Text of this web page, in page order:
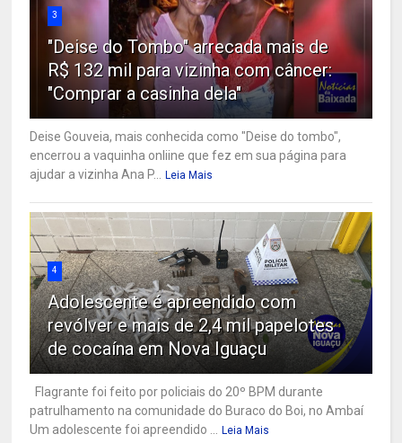
3
"Deise do Tombo" arrecada mais de
R$ 132 mil para vizinha com câncer:
"Comprar a casinha dela"
Deise Gouveia, mais conhecida como "Deise do tombo",
encerrou a vaquinha onliine que fez em sua página para
ajudar a vizinha Ana P... Leia Mais
4
Adolescente é apreendido com
revólver e mais de 2,4 mil papelotes
de cocaína em Nova Iguaçu
Flagrante foi feito por policiais do 20º BPM durante
patrulhamento na comunidade do Buraco do Boi, no Ambaí
Um adolescente foi apreendido ... Leia Mais